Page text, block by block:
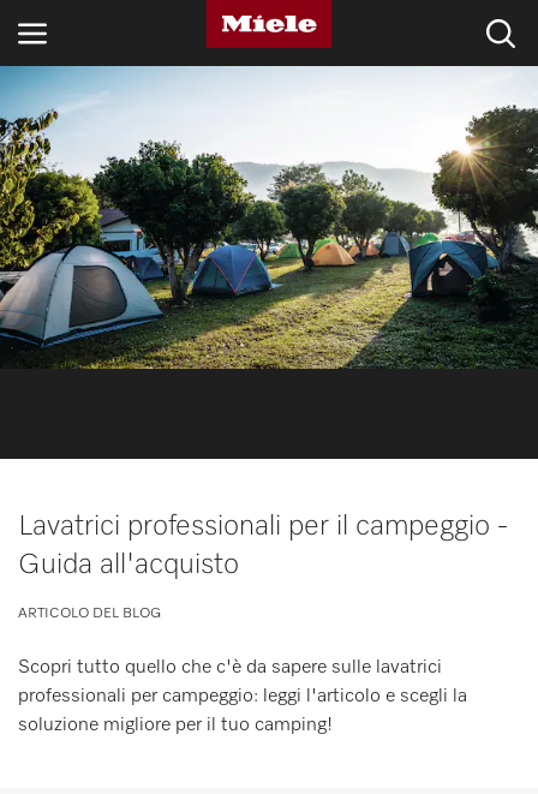
SETTORI
BLOG E NOVITÀ
PRODOTTI
SHOP
ASSISTENZA E SUPPORTO
Promemoria
Lavatrici professionali per il campeggio -
Guida all'acquisto
ARTICOLO DEL BLOG
Scopri tutto quello che c'è da sapere sulle lavatrici
professionali per campeggio: leggi l'articolo e scegli la
soluzione migliore per il tuo camping!